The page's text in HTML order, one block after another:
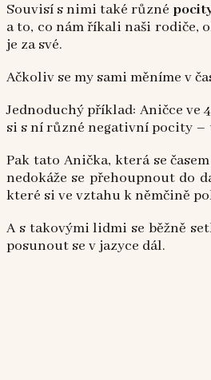
Souvisí s nimi také různé
a to, co nám říkali naši rodiče,
je za své.
Ačkoliv se my sami měníme v
Jednoduchý příklad: Aničce ve
si s ní různé negativní pocity –
Pak tato Anička, která se
nedokáže se přehoupnout do
které si ve vztahu k němčině
A s takovými lidmi se běžně
posunout se v jazyce dál.